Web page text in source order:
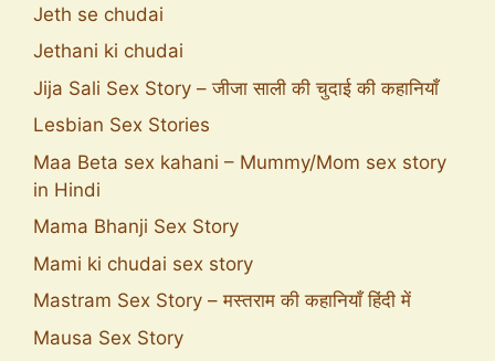
Jeth se chudai
Jethani ki chudai
Jija Sali Sex Story – जीजा साली की चुदाई की कहानियाँ
Lesbian Sex Stories
Maa Beta sex kahani – Mummy/Mom sex story
in Hindi
Mama Bhanji Sex Story
Mami ki chudai sex story
Mastram Sex Story – मस्तराम की कहानियाँ हिंदी में
Mausa Sex Story